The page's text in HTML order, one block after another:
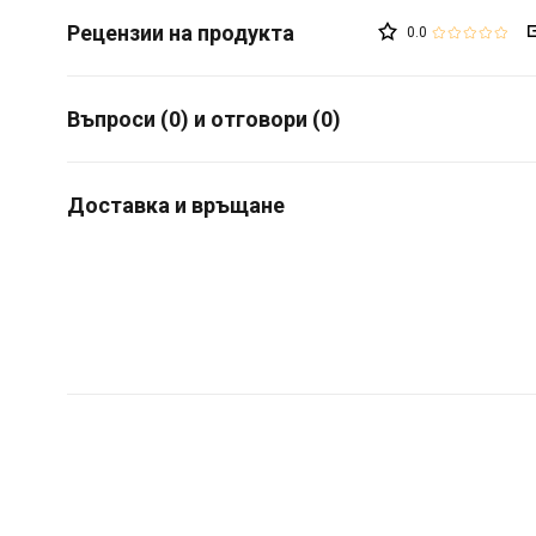
0.0
Въпроси (0) и отговори (0)
Доставка и връщане